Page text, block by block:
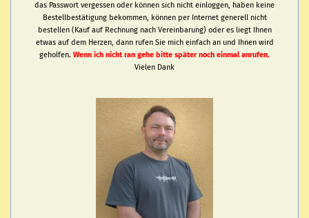
das Passwort vergessen oder können sich nicht einloggen, haben keine
Bestellbestätigung bekommen, können per Internet generell nicht
bestellen (Kauf auf Rechnung nach Vereinbarung) oder es liegt Ihnen
etwas auf dem Herzen, dann rufen Sie mich einfach an und Ihnen wird
geholfen. Wenn ich nicht ran gehe bitte später noch einmal anrufen.
Vielen Dank